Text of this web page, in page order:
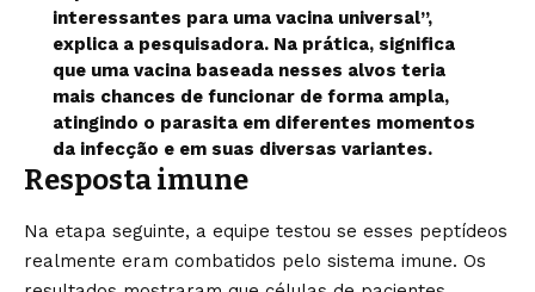
interessantes para uma vacina universal”,
explica a pesquisadora. Na prática, significa
que uma vacina baseada nesses alvos teria
mais chances de funcionar de forma ampla,
atingindo o parasita em diferentes momentos
da infecção e em suas diversas variantes.
Resposta imune
Na etapa seguinte, a equipe testou se esses peptídeos
realmente eram combatidos pelo sistema imune. Os